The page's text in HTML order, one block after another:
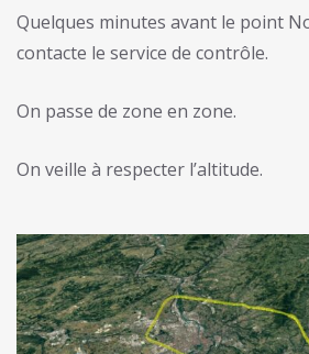
Quelques minutes avant le point
contacte le service de contrôle.
On passe de zone en zone.
On veille à respecter l’altitude.